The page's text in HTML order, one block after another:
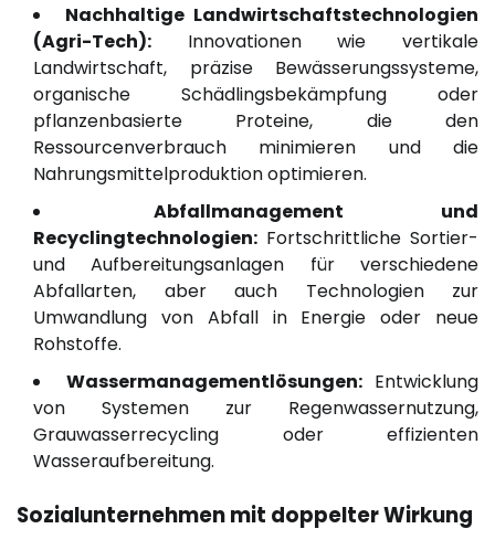
Nachhaltige Landwirtschaftstechnologien
(Agri-Tech): Innovationen wie vertikale
Landwirtschaft, präzise Bewässerungssysteme,
organische Schädlingsbekämpfung oder
pflanzenbasierte Proteine, die den
Ressourcenverbrauch minimieren und die
Nahrungsmittelproduktion optimieren.
Abfallmanagement und
Recyclingtechnologien: Fortschrittliche Sortier-
und Aufbereitungsanlagen für verschiedene
Abfallarten, aber auch Technologien zur
Umwandlung von Abfall in Energie oder neue
Rohstoffe.
Wassermanagementlösungen: Entwicklung
von Systemen zur Regenwassernutzung,
Grauwasserrecycling oder effizienten
Wasseraufbereitung.
Sozialunternehmen mit doppelter Wirkung